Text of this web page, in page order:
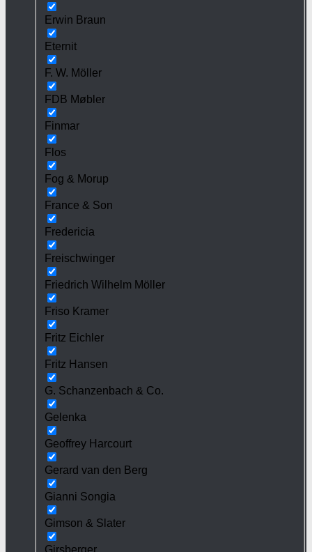
Erwin Braun
Eternit
F. W. Möller
FDB Møbler
Finmar
Flos
Fog & Morup
France & Son
Fredericia
Freischwinger
Friedrich Wilhelm Möller
Friso Kramer
Fritz Eichler
Fritz Hansen
G. Schanzenbach & Co.
Gelenka
Geoffrey Harcourt
Gerard van den Berg
Gianni Songia
Gimson & Slater
Girsberger